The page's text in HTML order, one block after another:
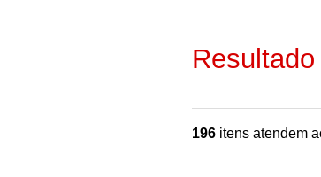
196 itens atendem